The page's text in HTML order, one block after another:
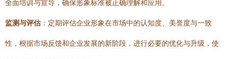
全面培训与宣导，确保形象标准被正确理解和应用。
监测与评估：定期评估企业形象在市场中的认知度、美誉度与一致
性，根据市场反馈和企业发展的新阶段，进行必要的优化与升级，使